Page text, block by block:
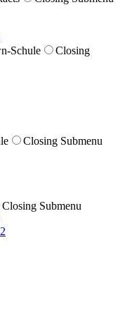
Schule
Closing
Closing Submenu
Closing Submenu